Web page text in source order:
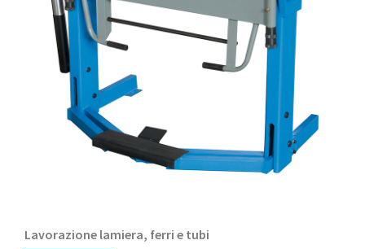
Lavorazione lamiera, ferri e tubi